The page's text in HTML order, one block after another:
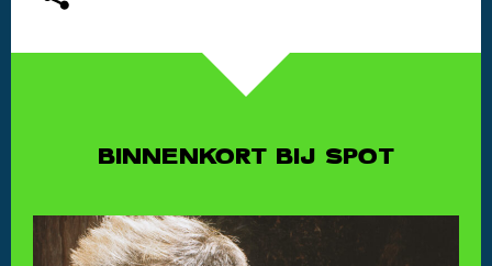
BINNENKORT BIJ SPOT